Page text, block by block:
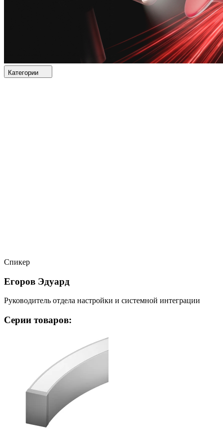
Категории
Спикер
Егоров Эдуард
Руководитель отдела настройки и системной интеграции
Серии товаров: